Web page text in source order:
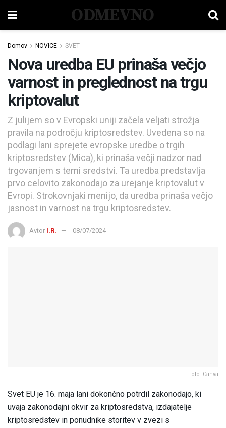
ODMEVNO
Domov NOVICE SVET
Nova uredba EU prinaša večjo
varnost in preglednost na trgu
kriptovalut
Z julijem so v Evropski uniji začela veljati strožja
pravila na področju kriptosredstev. Uvedena so na
podlagi lani sprejete evropske uredbe o trgih
kriptosredstev (Mica), ki prinaša večji nadzor nad
trgovanjem s temi sredstvi. Ta uredba predstavlja
prvo celovito zakonodajo za urejanje kriptovalut v
Evropi. Strokovnjaki menijo, da uredba prinaša večjo
jasnost in varnost na trgu kriptosredstev.
Avtor I.R. 08/07/2024
Foto: Canva
Svet EU je 16. maja lani dokončno potrdil zakonodajo, ki
uvaja zakonodajni okvir za kriptosredstva, izdajatelje
kriptosredstev in ponudnike storitev v zvezi s